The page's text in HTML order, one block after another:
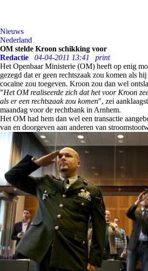
Nieuws
Nederland
OM stelde Kroon schikking voor
Redactie
04-04-2011 13:41
print
Het Openbaar Ministerie (OM) heeft op enig
gezegd dat er geen rechtszaak zou komen als
cocaïne zou toegeven. Kroon zou dan wel
"Het OM realiseerde zich dat het voor Kroon
als er een rechtszaak zou komen", zei
maandag voor de rechtbank in Arnhem.
Het OM had hem dan wel een transactie
van en doorgeven aan anderen van